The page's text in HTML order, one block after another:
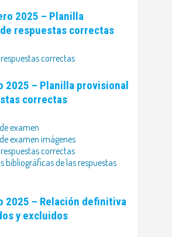
2025 – Planilla
respuestas correctas
correctas
2025 – Planilla provisional
correctas
examen
examen imágenes
correctas
bibliográficas de las respuestas
2025 – Relación definitiva
y excluidos